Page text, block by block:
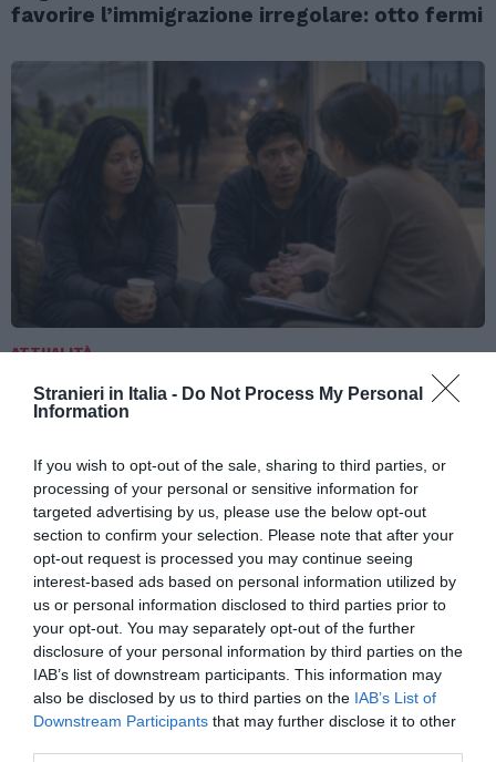
Stranieri in Italia - Do Not Process My Personal
Information
If you wish to opt-out of the sale, sharing to third parties, or
processing of your personal or sensitive information for
targeted advertising by us, please use the below opt-out
section to confirm your selection. Please note that after your
opt-out request is processed you may continue seeing
interest-based ads based on personal information utilized by
us or personal information disclosed to third parties prior to
your opt-out. You may separately opt-out of the further
disclosure of your personal information by third parties on the
IAB’s list of downstream participants. This information may
also be disclosed by us to third parties on the IAB’s List of
Downstream Participants that may further disclose it to other
favorire l’immigrazione irregolare: otto fermi
ATTUALITÀ
Tratta e grave sfruttamento, 36 milioni per
rafforzare assistenza e integrazione delle